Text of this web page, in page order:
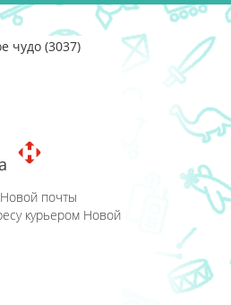
чудо (3037)
почты
курьером Новой